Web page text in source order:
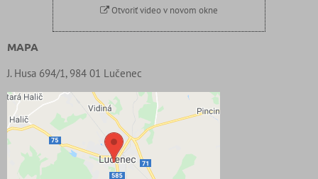
Otvoriť video v novom okne
MAPA
J. Husa 694/1, 984 01 Lučenec